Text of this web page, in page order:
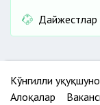
Дайжестлар
Кўнгилли
Алоқалар